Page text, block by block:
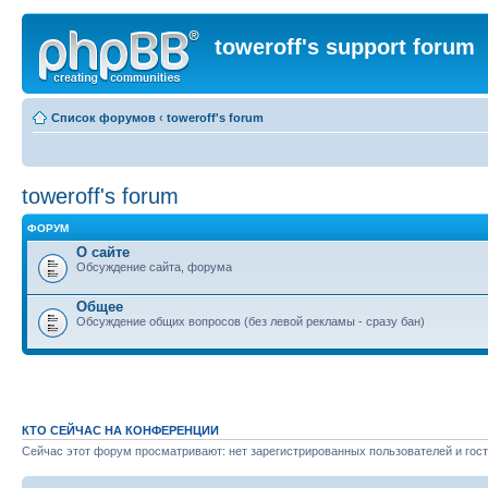
toweroff's support forum
Список форумов ‹ toweroff's forum
toweroff's forum
ФОРУМ
О сайте
Обсуждение сайта, форума
Общее
Обсуждение общих вопросов (без левой рекламы - сразу бан)
КТО СЕЙЧАС НА КОНФЕРЕНЦИИ
Сейчас этот форум просматривают: нет зарегистрированных пользователей и